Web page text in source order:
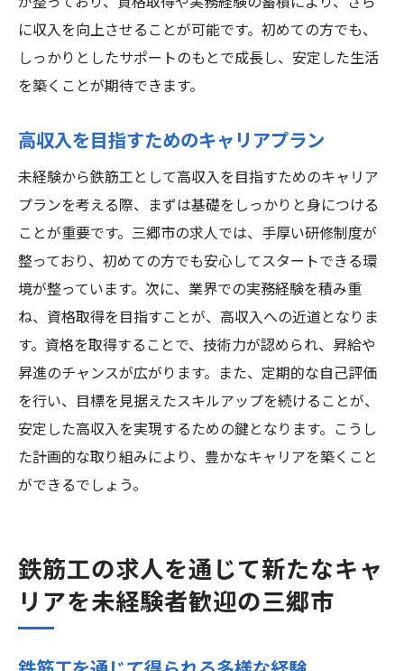
に収入を向上させることが可能です。初めての方でも、
しっかりとしたサポートのもとで成長し、安定した生活
を築くことが期待できます。
高収入を目指すためのキャリアプラン
未経験から鉄筋工として高収入を目指すためのキャリア
プランを考える際、まずは基礎をしっかりと身につける
ことが重要です。三郷市の求人では、手厚い研修制度が
整っており、初めての方でも安心してスタートできる環
境が整っています。次に、業界での実務経験を積み重
ね、資格取得を目指すことが、高収入への近道となりま
す。資格を取得することで、技術力が認められ、昇給や
昇進のチャンスが広がります。また、定期的な自己評価
を行い、目標を見据えたスキルアップを続けることが、
安定した高収入を実現するための鍵となります。こうし
た計画的な取り組みにより、豊かなキャリアを築くこと
ができるでしょう。
鉄筋工の求人を通じて新たなキャ
リアを未経験者歓迎の三郷市